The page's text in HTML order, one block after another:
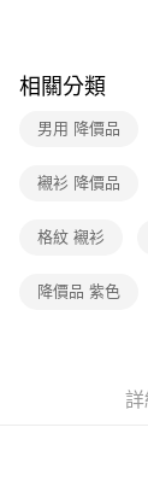
※ 請注意：結帳手
購買商品的店家。
後付繳納相關費用
※ 交易是否成功
客戶支援中心」
【注意事項】
易，需依本服務
權轉讓予恩沛科
付款後7-11取貨
免運費
宅配
相關分類
男用 降價品
襯衫 降價品
格紋 襯衫
降價品 紫色
詳